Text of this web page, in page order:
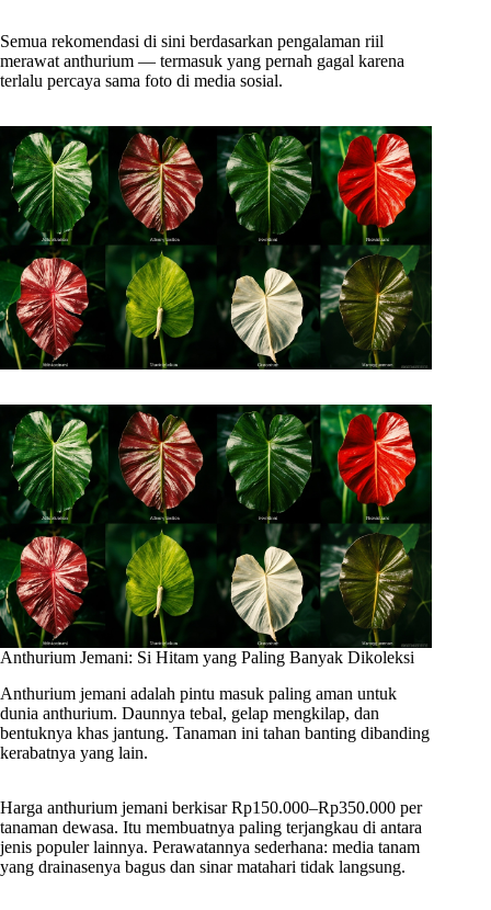
Semua rekomendasi di sini berdasarkan pengalaman riil
merawat anthurium — termasuk yang pernah gagal karena
terlalu percaya sama foto di media sosial.
Anthurium Jemani: Si Hitam yang Paling Banyak Dikoleksi
Anthurium jemani adalah pintu masuk paling aman untuk
dunia anthurium. Daunnya tebal, gelap mengkilap, dan
bentuknya khas jantung. Tanaman ini tahan banting dibanding
kerabatnya yang lain.
Harga anthurium jemani berkisar Rp150.000–Rp350.000 per
tanaman dewasa. Itu membuatnya paling terjangkau di antara
jenis populer lainnya. Perawatannya sederhana: media tanam
yang drainasenya bagus dan sinar matahari tidak langsung.